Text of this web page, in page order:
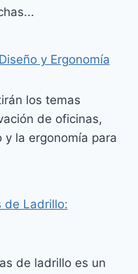
y Ergonomía
los temas
de oficinas,
la ergonomía para
de Ladrillo:
de ladrillo es un